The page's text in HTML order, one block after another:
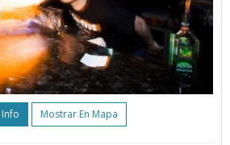
Info Mostrar En Mapa